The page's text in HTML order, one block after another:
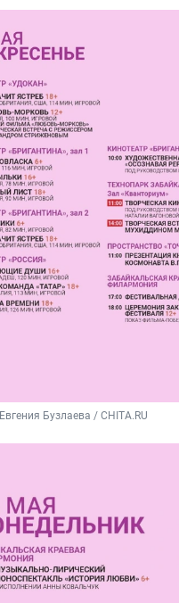
Евгения Бузлаева / CHITA.RU